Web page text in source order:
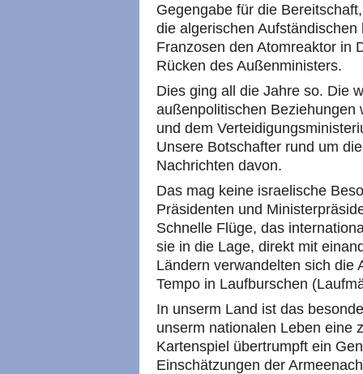
Gegengabe für die
die algerischen
Franzosen den Atomreaktor in
Rücken des Außenministers.
Dies ging all die Jahre so. Die
außenpolitischen Beziehungen
und dem
Unsere Botschafter rund um
Nachrichten davon.
Das mag keine israelische
Präsidenten und
Schnelle Flüge, das
sie in die Lage, direkt mit
Ländern verwandelten sich die
Tempo in Laufburschen
In unserm Land ist das
unserm nationalen Leben eine
Kartenspiel übertrumpft ein
Einschätzungen der